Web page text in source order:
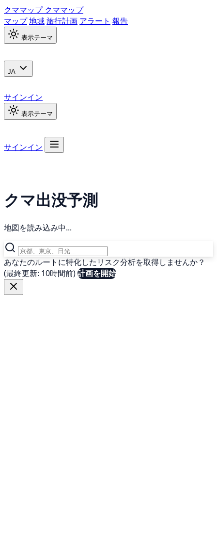
クママップ クママップ
マップ地域旅行計画 アラート 報告
表示テーマ
JA
サインイン
表示テーマ
サインイン
クマ出没予測
地図を読み込み中...
あなたのルートに特化したリスク分析を取得しませんか？
(最終更新: 10時間前)計画を開始